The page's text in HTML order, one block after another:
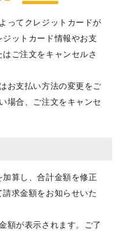
ってクレジットカードが
ットカード情報やお支
ご注文をキャンセルさ
お支払い方法の変更をご
場合、ご注文をキャンセ
算し、合計金額を修正
求金額をお知らせいた
額が表示されます。ご了